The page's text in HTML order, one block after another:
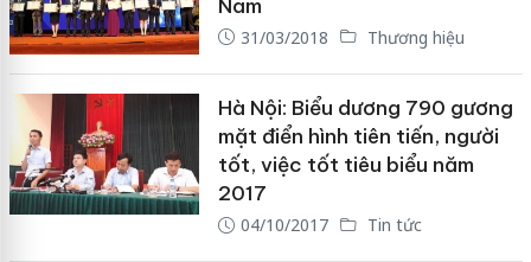
Nam
31/03/2018 Thương hiệu
Hà Nội: Biểu dương 790 gương
mặt điển hình tiên tiến, người
tốt, việc tốt tiêu biểu năm
2017
04/10/2017 Tin tức